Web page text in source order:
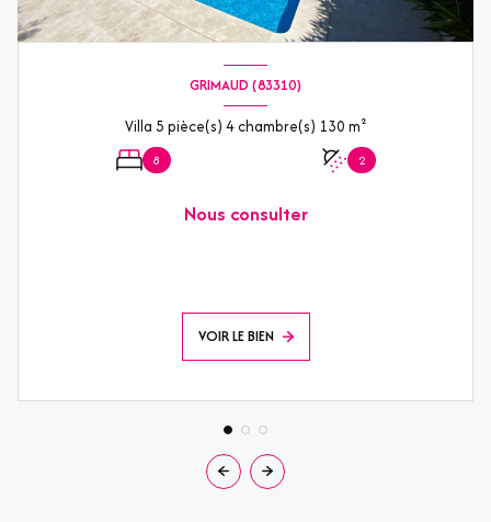
GRIMAUD (83310)
Villa 5 pièce(s) 4 chambre(s) 130 m²
8 2
Nous consulter
VOIR LE BIEN